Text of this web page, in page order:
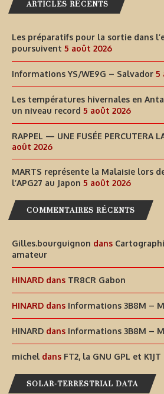
ARTICLES RÉCENTS
Les préparatifs pour la sortie dans
poursuivent 5 août 2026
Informations YS/WE9G – Salvador 5
Les températures hivernales en
un niveau record 5 août 2026
RAPPEL — UNE FUSÉE PERCUTERA
août 2026
MARTS représente la Malaisie lors
l’APG27 au Japon 5 août 2026
COMMENTAIRES RÉCENTS
Gilles.bourguignon dans
amateur
HINARD dans TR8CR Gabon
HINARD dans Informations 3B8M –
HINARD dans Informations 3B8M –
michel dans FT2, la GNU GPL et K1JT
SOLAR-TERRESTRIAL DATA